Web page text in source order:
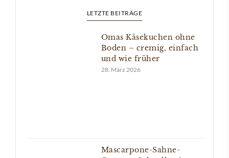
LETZTE BEITRÄGE
Omas Käsekuchen ohne
Boden – cremig, einfach
und wie früher
28. März 2026
Mascarpone-Sahne-